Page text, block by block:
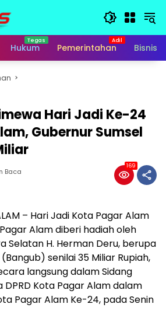
Hukum Pemerintahan Bisnis
Hari Jadi Ke-24
Gubernur Sumsel
Baca
169
– Hari Jadi Kota Pagar Alam
Alam diberi hadiah oleh
Selatan H. Herman Deru, berupa
senilai 35 Miliar Rupiah,
langsung dalam Sidang
Kota Pagar Alam dalam
Pagar Alam Ke-24, pada Senin